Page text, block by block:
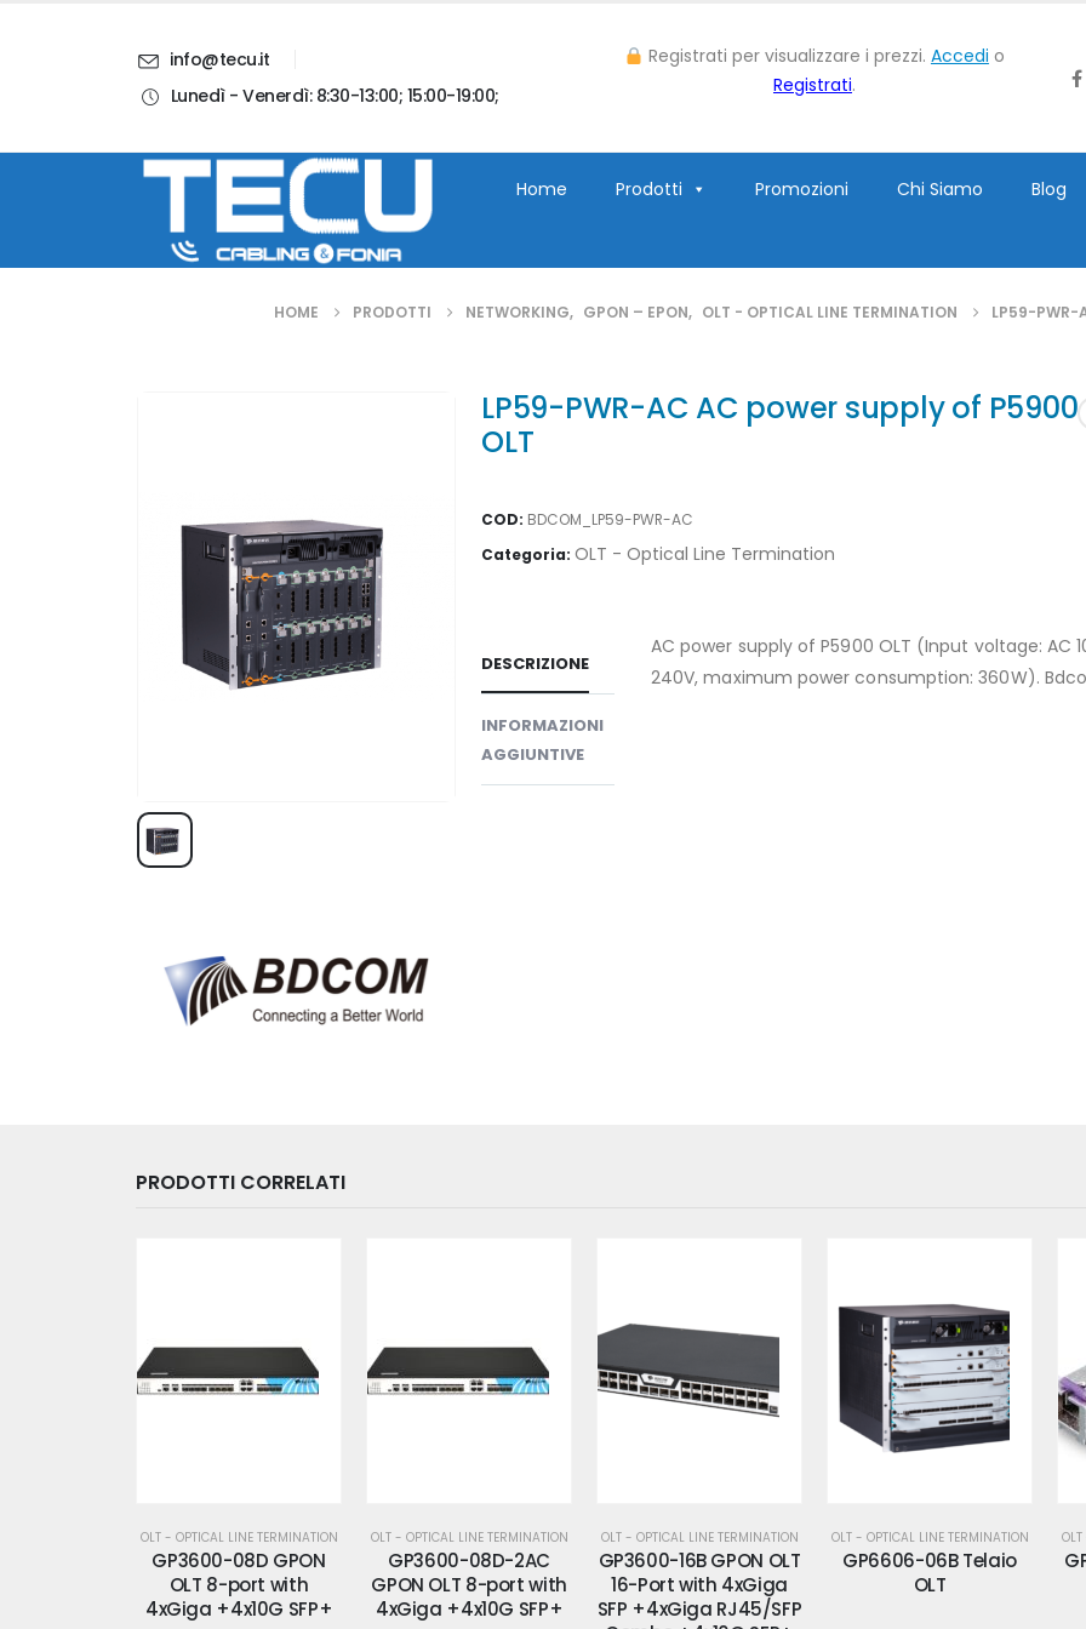
info@tecu.it
Lunedì - Venerdì: 8:30-13:00; 15:00-19:00;
Registrati per visualizzare i prezzi. Accedi o
Registrati.
Home Prodotti Promozioni Chi Siamo Blog
HOME PRODOTTI NETWORKING, GPON – EPON, OLT - OPTICAL LINE TERMINATION LP59-PWR-
LP59-PWR-AC AC power supply of P5900
OLT
COD: BDCOM_LP59-PWR-AC
Categoria: OLT - Optical Line Termination
DESCRIZIONE
INFORMAZIONI
AGGIUNTIVE
AC power supply of P5900 OLT (Input voltage: AC
240V, maximum power consumption: 360W).
PRODOTTI CORRELATI
OLT - OPTICAL LINE TERMINATION
GP3600-08D GPON
OLT 8-port with
4xGiga +4x10G SFP+
OLT - OPTICAL LINE TERMINATION
GP3600-08D-2AC
GPON OLT 8-port with
4xGiga +4x10G SFP+
OLT - OPTICAL LINE TERMINATION
GP3600-16B GPON OLT
16-Port with 4xGiga
SFP +4xGiga RJ45/SFP
OLT - OPTICAL LINE TERMINATION
GP6606-06B Telaio
OLT
Blog Contatti Account